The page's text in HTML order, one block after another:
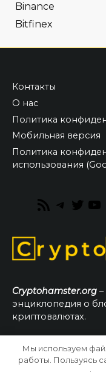
Binance
Bitfinex
Контакты
О нас
Политика
Мобильная версия
Политика
использования
RSS
Telegram
Cryptohamster.org
энциклопедия о
криптовалютах.
© 2026
Мы используем
работы. Пользуясь